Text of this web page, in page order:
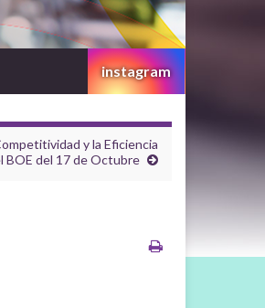
instagram
y la Eficiencia
BOE del 17 de Octubre